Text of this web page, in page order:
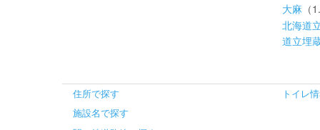
大麻 （
北海道
道立埋
住所で探す
施設名で探す
トイレ